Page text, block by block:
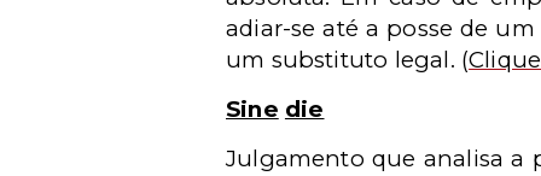
adiar-se até a posse de
um substituto legal. (
Sine die
Julgamento que analisa a